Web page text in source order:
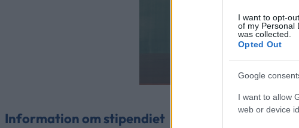
I want to opt-
of my Personal
was collected.
Opted Out
Google
I want to allow
web or device
Information om stipendiet